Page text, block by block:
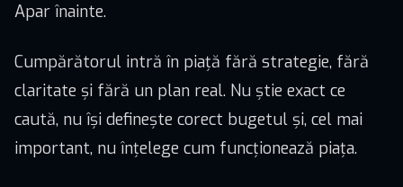
Apar înainte.
Cumpărătorul intră în piață fără strategie, fără
claritate și fără un plan real. Nu știe exact ce
caută, nu își definește corect bugetul și, cel mai
important, nu înțelege cum funcționează piața.